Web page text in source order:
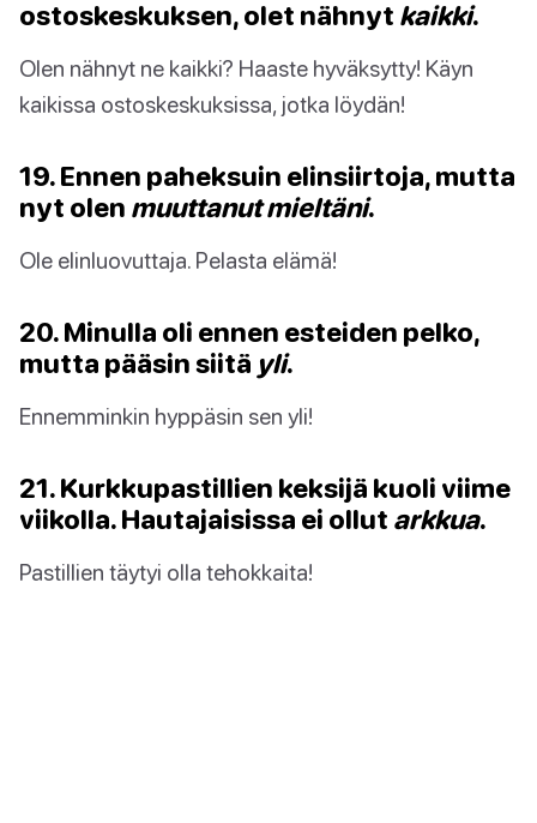
ostoskeskuksen, olet nähnyt kaikki.
Olen nähnyt ne kaikki? Haaste hyväksytty! Käyn
kaikissa ostoskeskuksissa, jotka löydän!
19. Ennen paheksuin elinsiirtoja, mutta
nyt olen muuttanut mieltäni.
Ole elinluovuttaja. Pelasta elämä!
20. Minulla oli ennen esteiden pelko,
mutta pääsin siitä yli.
Ennemminkin hyppäsin sen yli!
21. Kurkkupastillien keksijä kuoli viime
viikolla. Hautajaisissa ei ollut arkkua.
Pastillien täytyi olla tehokkaita!